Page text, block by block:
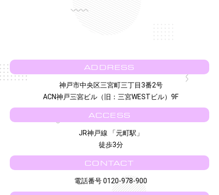
ADDRESS
神戸市中央区三宮町三丁目3番2号
ACN神戸三宮ビル（旧：三宮WESTビル）9F
ACCESS
JR神戸線 「元町駅」
徒歩3分
CONTACT
電話番号 0120-978-900